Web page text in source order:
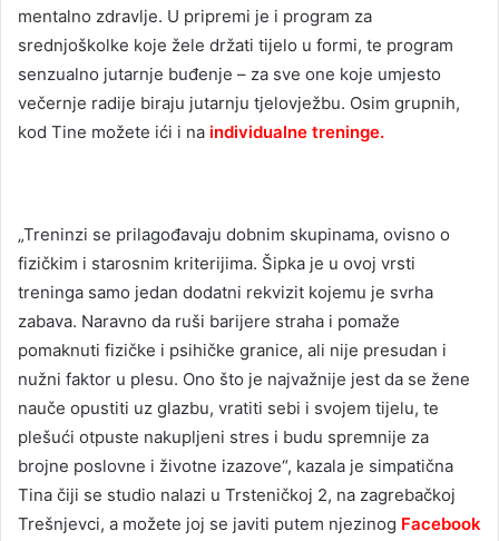
mentalno zdravlje. U pripremi je i program za
srednjoškolke koje žele držati tijelo u formi, te program
senzualno jutarnje buđenje – za sve one koje umjesto
večernje radije biraju jutarnju tjelovježbu. Osim grupnih,
kod Tine možete ići i na individualne treninge.
„Treninzi se prilagođavaju dobnim skupinama, ovisno o
fizičkim i starosnim kriterijima. Šipka je u ovoj vrsti
treninga samo jedan dodatni rekvizit kojemu je svrha
zabava. Naravno da ruši barijere straha i pomaže
pomaknuti fizičke i psihičke granice, ali nije presudan i
nužni faktor u plesu. Ono što je najvažnije jest da se žene
nauče opustiti uz glazbu, vratiti sebi i svojem tijelu, te
plešući otpuste nakupljeni stres i budu spremnije za
brojne poslovne i životne izazove“, kazala je simpatična
Tina čiji se studio nalazi u Trsteničkoj 2, na zagrebačkoj
Trešnjevci, a možete joj se javiti putem njezinog Facebook